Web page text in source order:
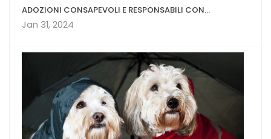
ADOZIONI CONSAPEVOLI E RESPONSABILI CON...
Jan 31, 2024